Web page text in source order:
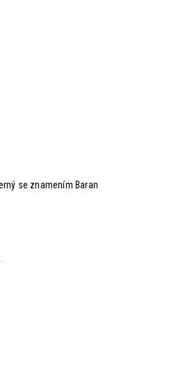
se znamením Baran